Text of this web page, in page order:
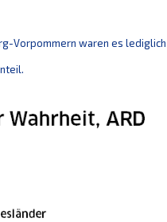
Vorpommern waren es